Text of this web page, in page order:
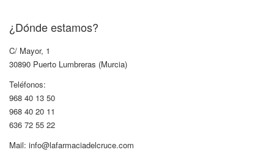
¿Dónde estamos?
C/ Mayor, 1
30890 Puerto Lumbreras (Murcia)
Teléfonos:
968 40 13 50
968 40 20 11
636 72 55 22
Mail: info@lafarmaciadelcruce.com